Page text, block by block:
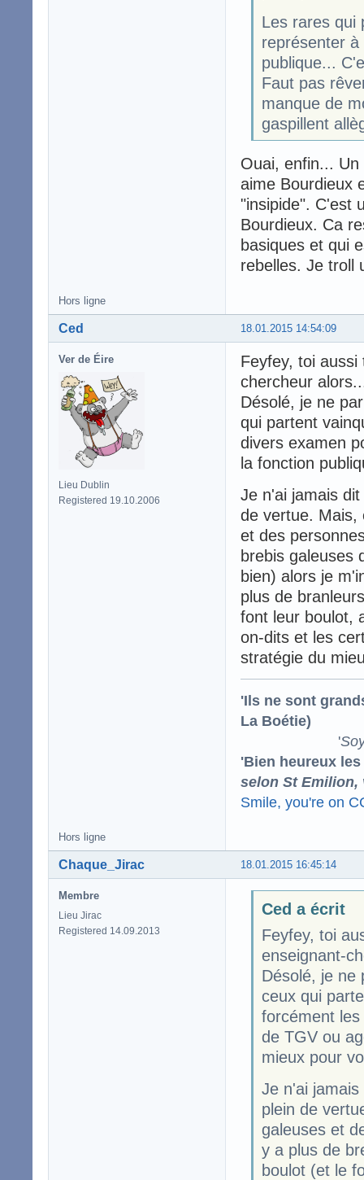
Les rares qui
représenter
publique...
Faut pas
manque de
gaspillent
Ouai, enfin...
aime Bourdieux
"insipide". C'est
Bourdieux. Ca
basiques et qui
rebelles. Je troll
Hors ligne
18.01.2015 14:54:09
Ced
Ver de Éire
Lieu Dublin
Registered 19.10.2006
Feyfey, toi
chercheur
Désolé, je ne
qui partent
divers examen
la fonction
Je n'ai jamais
de vertue. Mais,
et des
brebis galeuses
bien) alors je
plus de
font leur boulot,
on-dits et les
stratégie du
'Ils ne sont
La Boétie)
'
'Bien heureux
selon St Emilion,
Smile, you're on
Hors ligne
18.01.2015 16:45:14
Chaque_Jirac
Membre
Lieu Jirac
Registered 14.09.2013
Ced a écrit
Feyfey, toi
enseignant-
Désolé, je ne
ceux qui
forcément
de TGV ou
mieux pour
Je n'ai
plein de
galeuses et
y a plus de
boulot (et le